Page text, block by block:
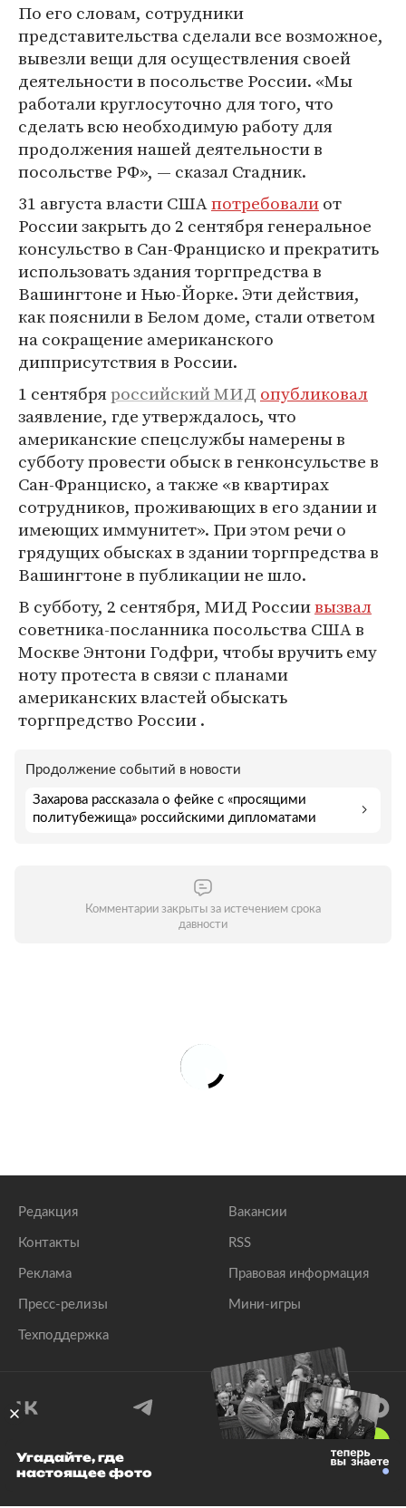
По его словам, сотрудники
представительства сделали все возможное,
вывезли вещи для осуществления своей
деятельности в посольстве России. «Мы
работали круглосуточно для того, что
сделать всю необходимую работу для
продолжения нашей деятельности в
посольстве РФ», — сказал Стадник.
31 августа власти СШАпотребовалиот
России закрыть до 2 сентября генеральное
консульство в Сан-Франциско и прекратить
использовать здания торгпредства в
Вашингтоне и Нью-Йорке. Эти действия,
как пояснили в Белом доме, стали ответом
на сокращение американского
дипприсутствия в России.
1 сентябряроссийский МИД опубликовал
заявление, где утверждалось, что
американские спецслужбы намерены в
субботу провести обыск в генконсульстве в
Сан-Франциско, а также «в квартирах
сотрудников, проживающих в его здании и
имеющих иммунитет». При этом речи о
грядущих обысках в здании торгпредства в
Вашингтоне в публикации не шло.
В субботу, 2 сентября, МИД Россиивызвал
советника-посланника посольства США в
Москве Энтони Годфри, чтобы вручить ему
ноту протеста в связи с планами
американских властей обыскать
торгпредство России .
Продолжение событий в новости
Захарова рассказала о фейке с «просящими
политубежища» российскими дипломатами
Комментарии закрыты за истечением срока
давности
Редакция
Контакты
Реклама
Пресс-релизы
Техподдержка
Вакансии
RSS
Правовая информация
Мини-игры
© 1999–2026 Все права защищены.
Угадайте, где
настоящее фото